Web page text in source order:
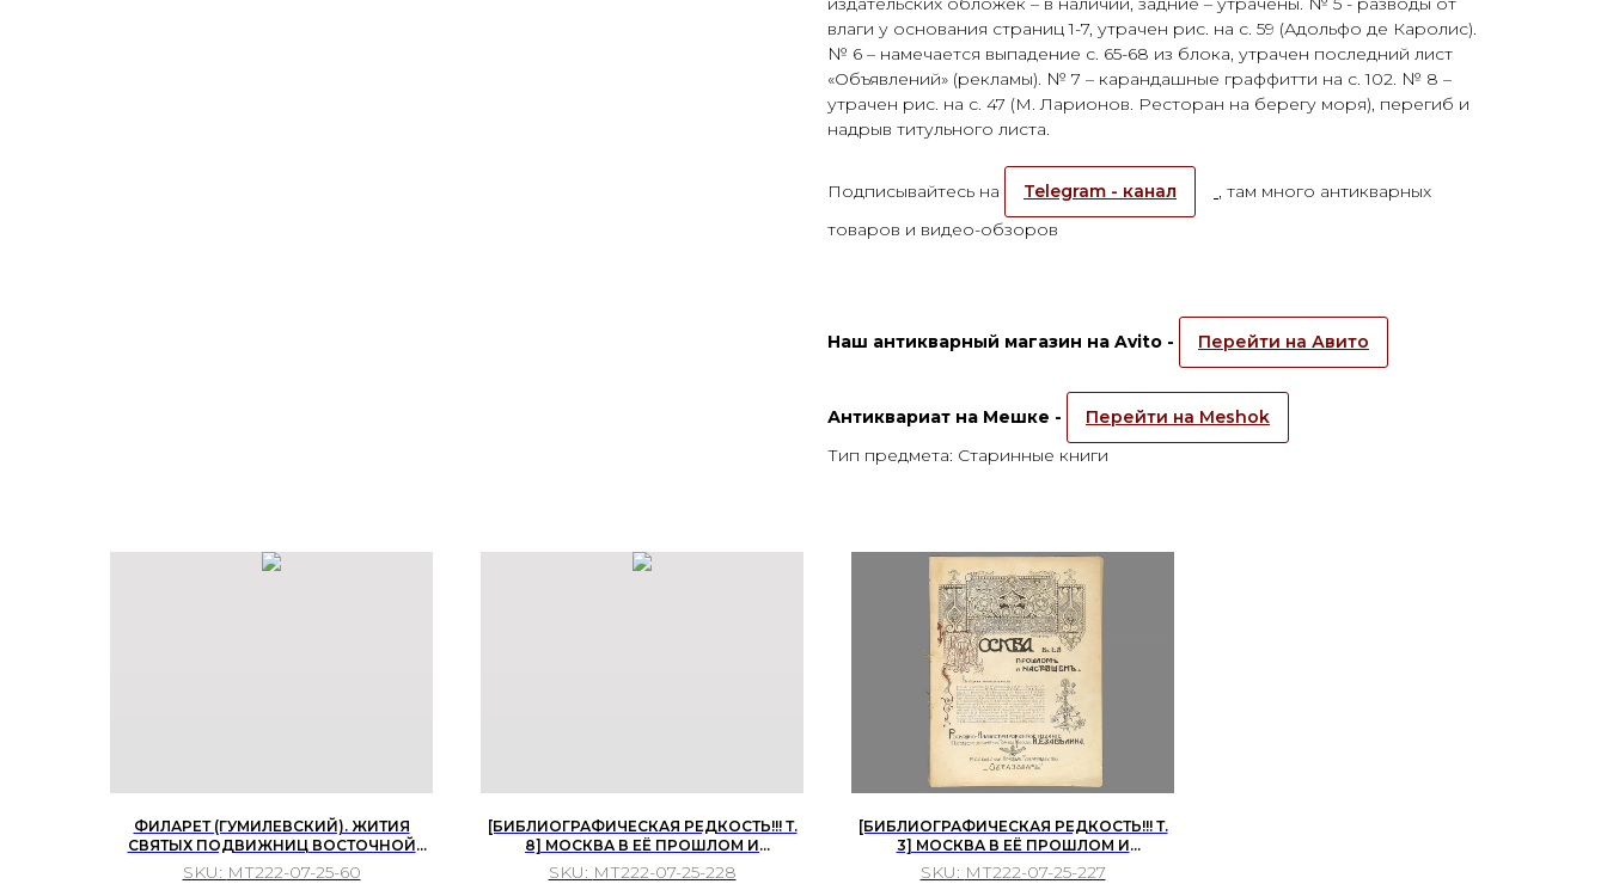
влаги у основания страниц 1-7, утрачен рис. на с. 59 (Адольфо де Каролис).
№ 6 – намечается выпадение с. 65-68 из блока, утрачен последний лист
«Объявлений» (рекламы). № 7 – карандашные граффитти на с. 102. № 8 –
утрачен рис. на с. 47 (М. Ларионов. Ресторан на берегу моря), перегиб и
надрыв титульного листа.
Подписывайтесь на Telegram - канал
, там много антикварных
товаров и видео-обзоров
Наш антикварный магазин на Avito - Перейти на Авито
Антиквариат на Мешке -
Перейти на Meshok
Тип предмета: Старинные книги
ФИЛАРЕТ (ГУМИЛЕВСКИЙ). ЖИТИЯ
СВЯТЫХ ПОДВИЖНИЦ ВОСТОЧНОЙ
ЦЕРКВИ. С ИЗОБРАЖЕНИЯМИ СВЯТЫХ ...
SKU: МТ222-07-25-60
[БИБЛИОГРАФИЧЕСКАЯ РЕДКОСТЬ!!! Т.
8] МОСКВА В ЕЁ ПРОШЛОМ И
НАСТОЯЩЕМ
SKU: МТ222-07-25-228
[БИБЛИОГРАФИЧЕСКАЯ РЕДКОСТЬ!!! Т.
3] МОСКВА В ЕЁ ПРОШЛОМ И
НАСТОЯЩЕМ
SKU: МТ222-07-25-227